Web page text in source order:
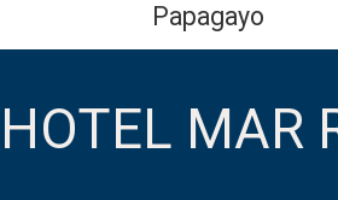
Papagayo
HOTEL MAR